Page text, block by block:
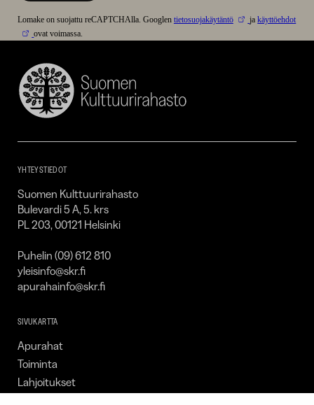
Lomake on suojattu reCAPTCHAlla. Googlen tietosuojakäytäntö jakäyttöehdot
ovat voimassa.
Suomen
Kulttuurirahasto
YHTEYSTIEDOT
Suomen Kulttuurirahasto
Bulevardi 5 A, 5. krs
PL 203, 00121 Helsinki
Puhelin (09) 612 810
yleisinfo@skr.fi
apurahainfo@skr.fi
SIVUKARTTA
Apurahat
Toiminta
Lahjoitukset